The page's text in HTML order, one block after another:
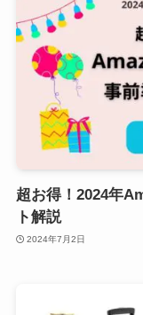
超お得！2024年
ト解説
2024年7月2日